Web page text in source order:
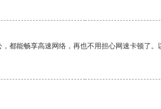
都能畅享高速网络，再也不用担心网速卡顿了